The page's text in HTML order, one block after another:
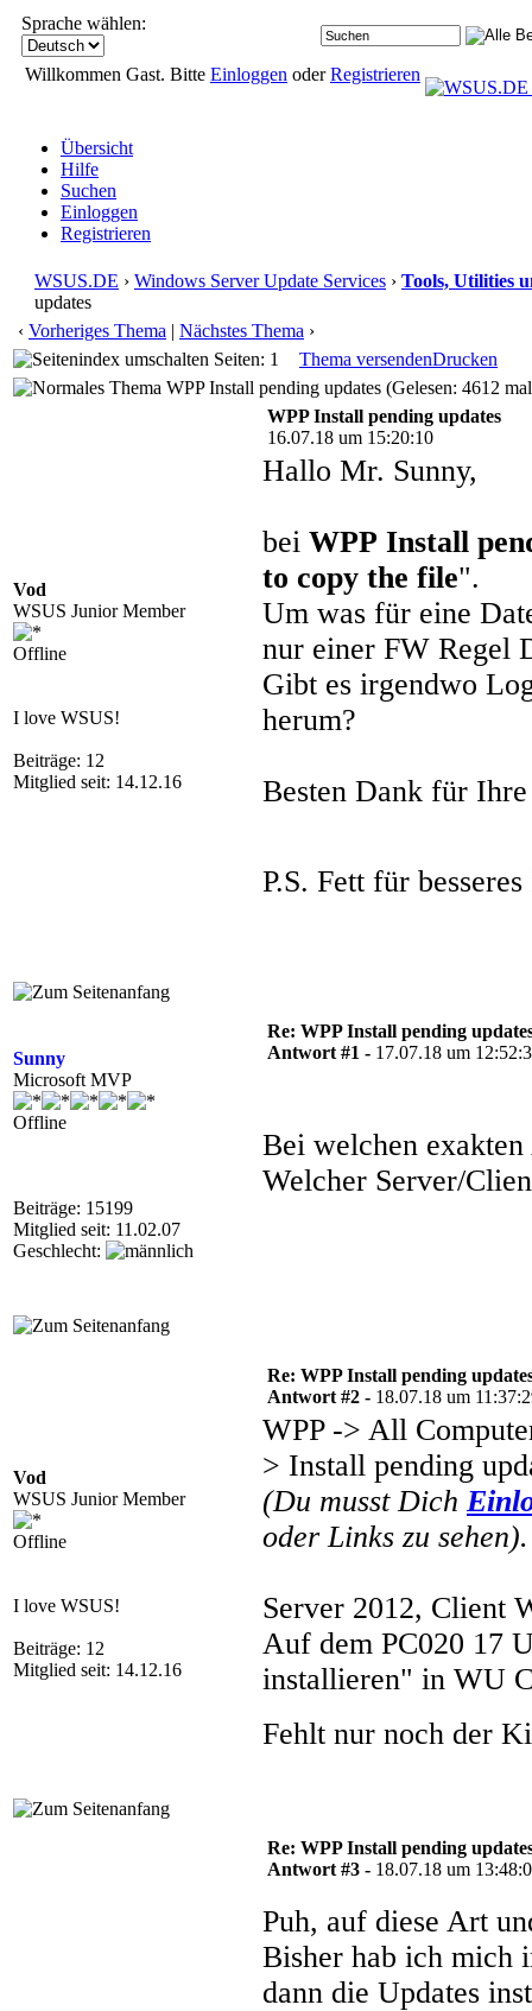
Sprache wählen:
Willkommen Gast. Bitte Einloggen oderRegistrieren
Übersicht
Hilfe
Suchen
Einloggen
Registrieren
WSUS.DE › Windows Server Update Services › Tools, Utilities
updates
‹ Vorheriges Thema | Nächstes Thema ›
Seiten: 1
Thema versendenDrucken
WPP Install pending updates (Gelesen: 4612
Vod
WSUS Junior Member
Offline
I love WSUS!
Beiträge: 12
Mitglied seit: 14.12.16
WPP Install pending updates
16.07.18 um 15:20:10
Hallo Mr. Sunny,
bei WPP Install
to copy the file".
Um was für eine
nur einer FW Regel
Gibt es irgendwo
herum?
Besten Dank für
P.S. Fett für
Sunny
Microsoft MVP
Offline
Beiträge: 15199
Mitglied seit: 11.02.07
Geschlecht:
Re: WPP Install pending
Antwort #1 - 17.07.18 um
Bei welchen
Welcher Server/
Vod
WSUS Junior Member
Offline
I love WSUS!
Beiträge: 12
Mitglied seit: 14.12.16
Re: WPP Install pending
Antwort #2 - 18.07.18 um
WPP -> All
> Install pending
(Du musst Dich
oder Links zu sehen).
Server 2012, Client
Auf dem PC020 17
installieren" in WU
Fehlt nur noch der
Re: WPP Install pending
Antwort #3 - 18.07.18 um
Puh, auf diese Art
Bisher hab ich mich
dann die Updates